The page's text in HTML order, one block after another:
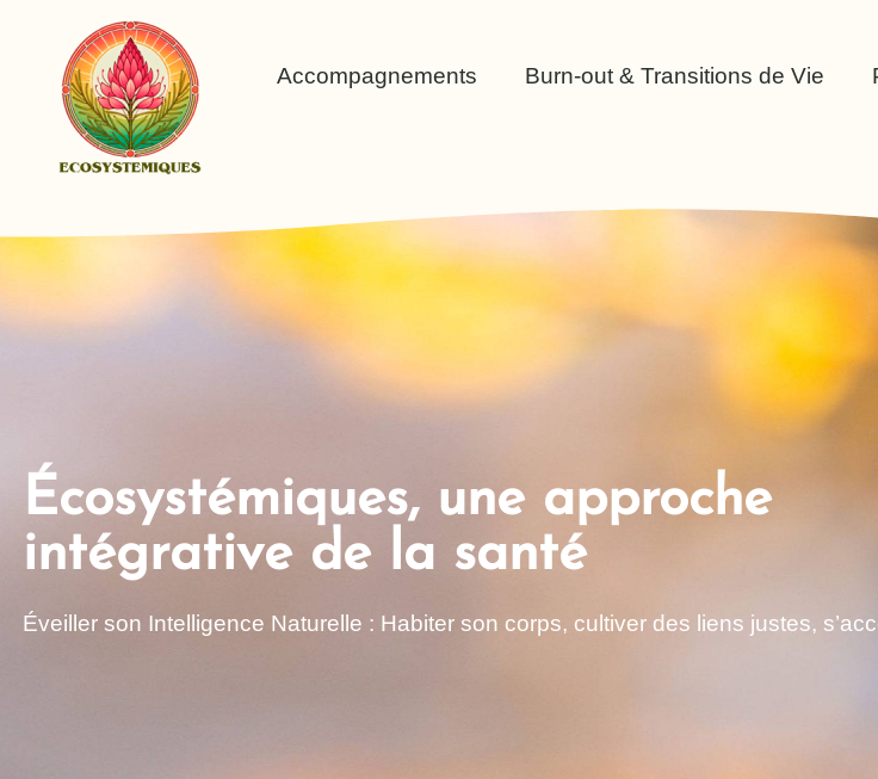
Accompagnements Burn-out & Transitions de Vie
Écosystémiques, une approche
intégrative de la santé
Éveiller son Intelligence Naturelle : Habiter son corps, cultiver des liens justes,